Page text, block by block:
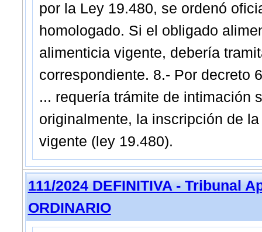
por la Ley 19.480, se ordenó
homologado. Si el obligado
alimenticia vigente, debería
correspondiente. 8.- Por decreto
... requería trámite de intimación
originalmente, la inscripción de
vigente (ley 19.480).
111/2024 DEFINITIVA - Tribunal
ORDINARIO